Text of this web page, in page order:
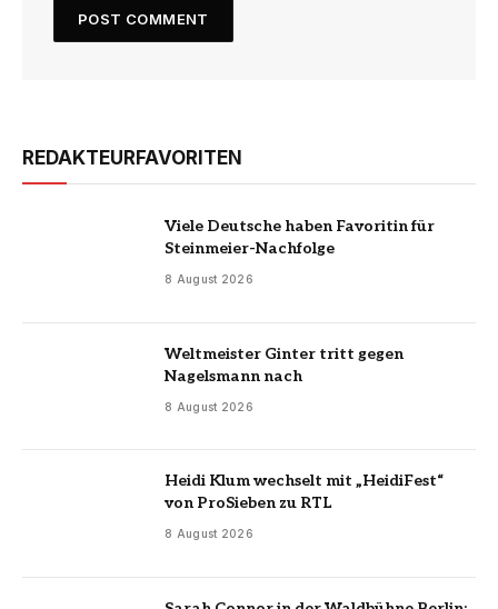
REDAKTEURFAVORITEN
Viele Deutsche haben Favoritin für
Steinmeier-Nachfolge
8 August 2026
Weltmeister Ginter tritt gegen
Nagelsmann nach
8 August 2026
Heidi Klum wechselt mit „HeidiFest“
von ProSieben zu RTL
8 August 2026